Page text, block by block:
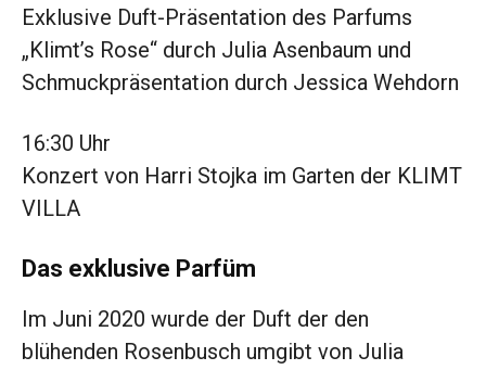
Exklusive Duft-Präsentation des Parfums
„Klimt’s Rose“ durch Julia Asenbaum und
Schmuckpräsentation durch Jessica Wehdorn
16:30 Uhr
Konzert von Harri Stojka im Garten der KLIMT
VILLA
Das exklusive Parfüm
Im Juni 2020 wurde der Duft der den
blühenden Rosenbusch umgibt von Julia